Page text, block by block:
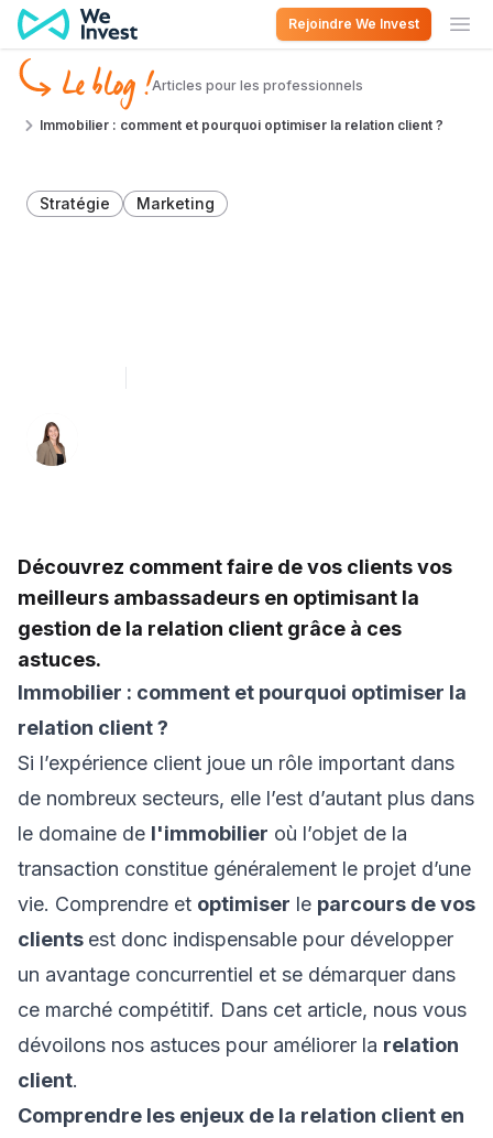
Aller au contenu
Rejoindre We Invest
Le blog !Articles pour les professionnels
Immobilier : comment et pourquoi optimiser la relation client ?
Stratégie Marketing
Découvrez comment faire de vos clients vos
meilleurs ambassadeurs en optimisant la
gestion de la relation client grâce à ces
astuces.
Immobilier : comment et pourquoi optimiser la
relation client ?
Si l’expérience client joue un rôle important dans
de nombreux secteurs, elle l’est d’autant plus dans
le domaine de l'immobilier où l’objet de la
transaction constitue généralement le projet d’une
vie. Comprendre et optimiser le parcours de vos
clients est donc indispensable pour développer
un avantage concurrentiel et se démarquer dans
ce marché compétitif. Dans cet article, nous vous
dévoilons nos astuces pour améliorer la relation
client.
Comprendre les enjeux de la relation client en